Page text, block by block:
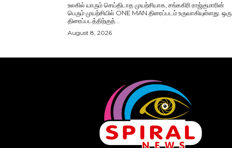
உலகில் யாரும் செய்திடாத முயற்சியாக, சங்ககிரி ராஜ்குமாரின்
பெரும் முயற்சியில் ONE MAN திரைப்படம் உருவாகியுள்ளது. ஒரு
திரைப்படத்திற்குத்...
August 8, 2026